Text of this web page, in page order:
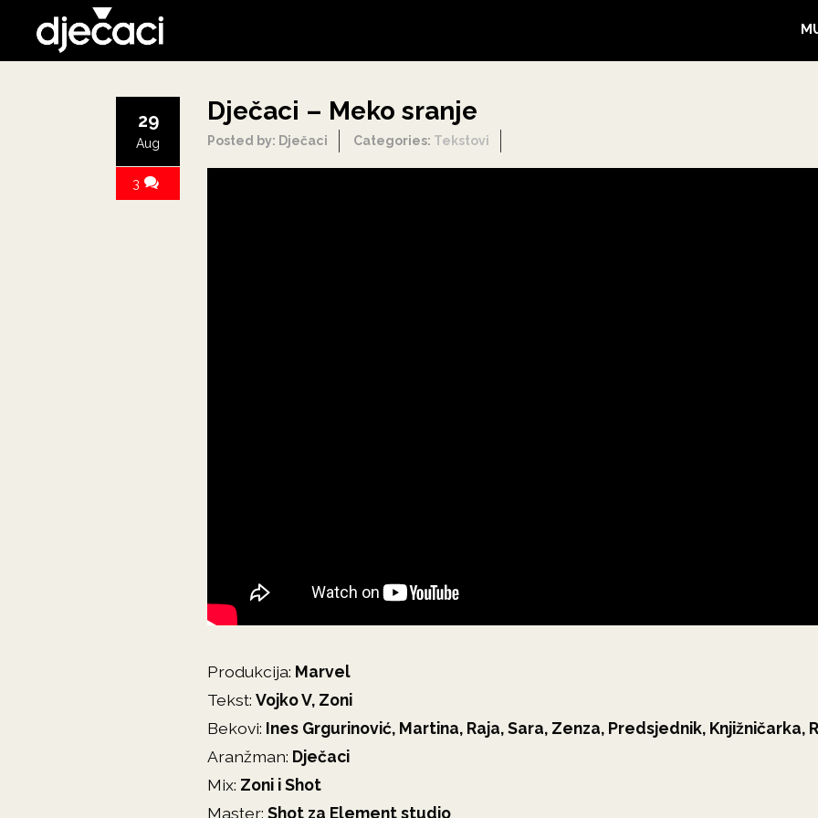
Dječaci – Meko sranje
Posted by: Dječaci Categories: Tekstovi
29
Aug
3
Produkcija: Marvel
Tekst: Vojko V, Zoni
Bekovi: Ines Grgurinović, Martina, Raja, Sara, Zenza, Predsjednik, Knjižničarka,
Aranžman: Dječaci
Mix: Zoni i Shot
Master: Shot za Element studio